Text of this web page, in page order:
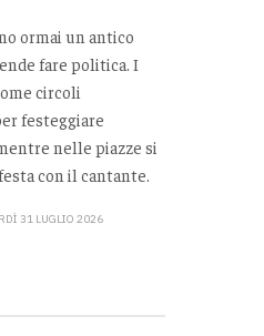
ormai un antico
fare politica. I
circoli
festeggiare
nelle piazze si
con il cantante.
31 LUGLIO 2026